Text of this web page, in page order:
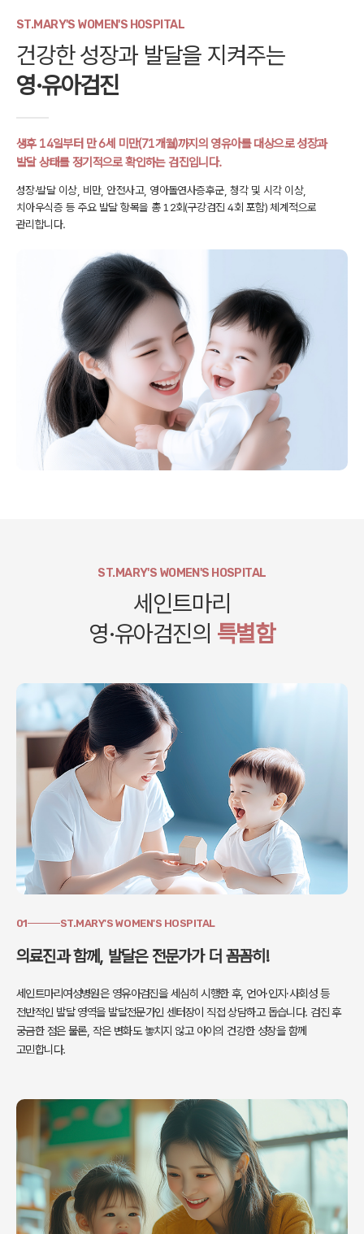
ST.MARY'S WOMEN'S HOSPITAL
건강한 성장과 발달을 지켜주는
영·유아검진
생후 14일부터 만 6세 미만(71개월)까지의 영유아를 대상으로성장과
발달 상태를 정기적으로 확인하는 검진입니다.
성장·발달 이상, 비만, 안전사고, 영아돌연사증후군, 청각 및 시각 이상,
치아우식증 등 주요 발달 항목을 총 12회(구강검진 4회 포함) 체계적으로
관리합니다.
ST.MARY'S WOMEN'S HOSPITAL
세인트마리
영·유아검진의 특별함
01 ST.MARY'S WOMEN'S HOSPITAL
의료진과 함께, 발달은 전문가가 더 꼼꼼히!
세인트마리여성병원은 영유아검진을 세심히 시행한 후, 언어·인지·사회성 등
전반적인 발달 영역을 발달전문가인 센터장이 직접 상담하고 돕습니다. 검진 후
궁금한 점은 물론, 작은 변화도 놓치지 않고 아이의 건강한 성장을 함께
고민합니다.